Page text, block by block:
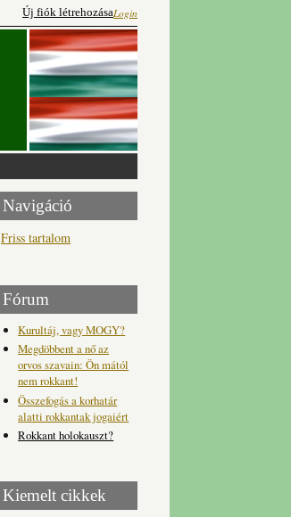
Login
Új fiók létrehozása
Navigáció
Friss tartalom
Fórum
Kurultáj, vagy MOGY?
Megdöbbent a nő az
orvos szavain: Ön mától
nem rokkant!
Összefogás a korhatár
alatti rokkantak jogaiért
Rokkant holokauszt?
Kiemelt cikkek